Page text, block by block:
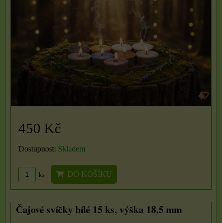
450 Kč
Dostupnost: Skladem
ks DO KOŠÍKU
Čajové svíčky bílé 15 ks, výška 18,5 mm